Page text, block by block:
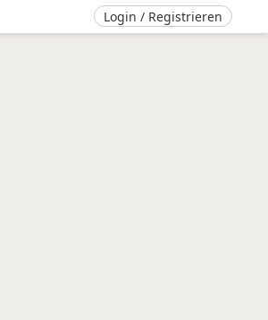
Login / Registrieren